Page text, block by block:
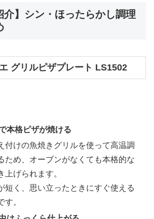
介】シン・ほったらかし調理
グリルピザプレート LS1502
本格ピザが焼ける
付けの魚焼きグリルを使って高温調
ため、オーブンがなくても本格的な
上げられます。
短く、思い立ったときにすぐ使える
す。